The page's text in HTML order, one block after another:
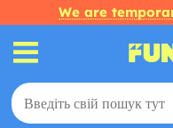
We are